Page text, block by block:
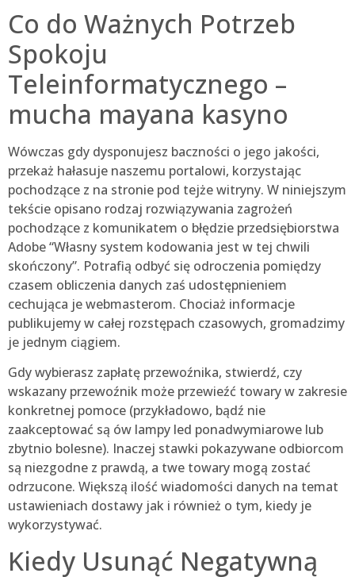
Co do Ważnych Potrzeb
Spokoju
Teleinformatycznego –
mucha mayana kasyno
Wówczas gdy dysponujesz baczności o jego jakości,
przekaż hałasuje naszemu portalowi, korzystając
pochodzące z na stronie pod tejże witryny. W niniejszym
tekście opisano rodzaj rozwiązywania zagrożeń
pochodzące z komunikatem o błędzie przedsiębiorstwa
Adobe “Własny system kodowania jest w tej chwili
skończony”. Potrafią odbyć się odroczenia pomiędzy
czasem obliczenia danych zaś udostępnieniem
cechująca je webmasterom. Chociaż informacje
publikujemy w całej rozstępach czasowych, gromadzimy
je jednym ciągiem.
Gdy wybierasz zapłatę przewoźnika, stwierdź, czy
wskazany przewoźnik może przewieźć towary w zakresie
konkretnej pomoce (przykładowo, bądź nie
zaakceptować są ów lampy led ponadwymiarowe lub
zbytnio bolesne). Inaczej stawki pokazywane odbiorcom
są niezgodne z prawdą, a twe towary mogą zostać
odrzucone. Większą ilość wiadomości danych na temat
ustawieniach dostawy jak i również o tym, kiedy je
wykorzystywać.
Kiedy Usunąć Negatywną